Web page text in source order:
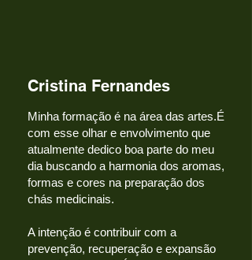
Cristina Fernandes
Minha formação é na área das artes.É
com esse olhar e envolvimento que
atualmente dedico boa parte do meu
dia buscando a harmonia dos aromas,
formas e cores na preparação dos
chás medicinais.
A intenção é contribuir com a
prevenção, recuperação e expansão